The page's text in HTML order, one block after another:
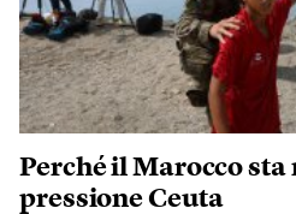
Perché il Marocco
pressione Ceuta